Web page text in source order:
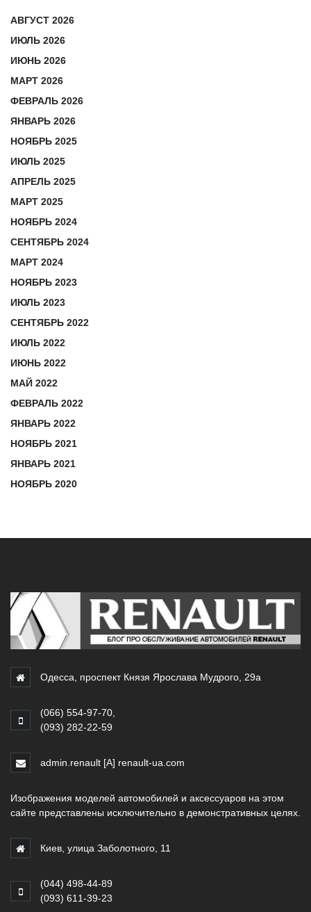
АВГУСТ 2026
ИЮЛЬ 2026
ИЮНЬ 2026
МАРТ 2026
ФЕВРАЛЬ 2026
ЯНВАРЬ 2026
НОЯБРЬ 2025
ИЮЛЬ 2025
АПРЕЛЬ 2025
МАРТ 2025
НОЯБРЬ 2024
СЕНТЯБРЬ 2024
МАРТ 2024
НОЯБРЬ 2023
ИЮЛЬ 2023
СЕНТЯБРЬ 2022
ИЮЛЬ 2022
ИЮНЬ 2022
МАЙ 2022
ФЕВРАЛЬ 2022
ЯНВАРЬ 2022
НОЯБРЬ 2021
ЯНВАРЬ 2021
НОЯБРЬ 2020
Одесса, проспект Князя Ярослава Мудрого, 29а
(066) 554-97-70
(093) 282-22-59
admin.renault [A] renault-ua.com
Изображения моделей автомобилей и аксессуаров на этом
сайте представлены исключительно в демонстративных целях.
Киев, улица Заболотного, 11
(044) 498-44-89
(093) 611-39-23